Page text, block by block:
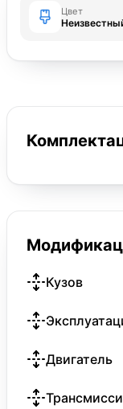
Цвет
Кузов
Двигатель